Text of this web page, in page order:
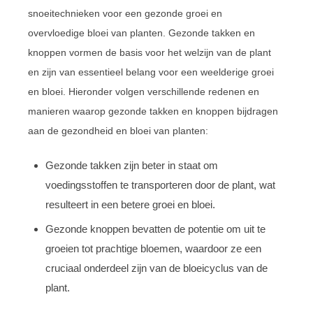
snoeitechnieken voor een gezonde groei en
overvloedige bloei van planten. Gezonde takken en
knoppen vormen de basis voor het welzijn van de plant
en zijn van essentieel belang voor een weelderige groei
en bloei. Hieronder volgen verschillende redenen en
manieren waarop gezonde takken en knoppen bijdragen
aan de gezondheid en bloei van planten:
Gezonde takken zijn beter in staat om
voedingsstoffen te transporteren door de plant, wat
resulteert in een betere groei en bloei.
Gezonde knoppen bevatten de potentie om uit te
groeien tot prachtige bloemen, waardoor ze een
cruciaal onderdeel zijn van de bloeicyclus van de
plant.